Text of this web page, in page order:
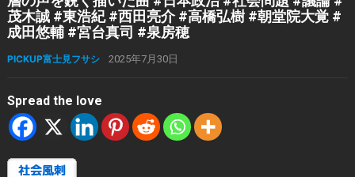
茂木誠 #東浩紀 #西田亮介 #高橋弘樹 #朝堂院大覚 #
成田悠輔 #宮台真司 #泉房穂
PICKUP富士見フサシ 2025年7月30日
Spread the love